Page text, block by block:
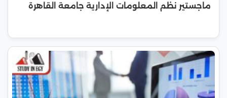
ماجستير نظم المعلومات الإدارية جامعة القاهرة